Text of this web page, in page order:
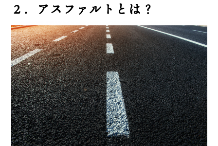
２．アスファルトとは？